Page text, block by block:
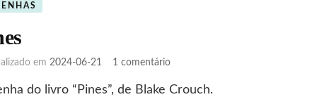
em 2024-06-21 1 comentárioem
do livro “Pines”, de Blake Crouch.